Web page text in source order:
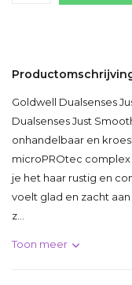
Goldwell Dualsenses
Dualsenses Just
onhandelbaar en
microPROtec
je het haar rustig en
voelt glad en zacht
z...
Toon meer